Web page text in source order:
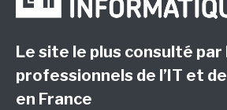
Le site le plus consulté par
professionnels de l’IT et
en France